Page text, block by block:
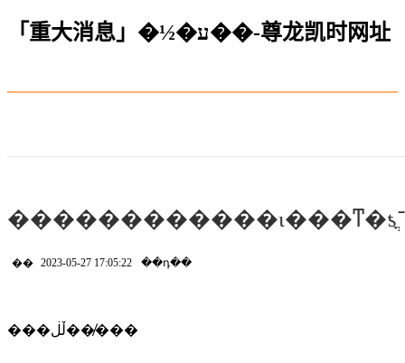
「重大消息」�½�ע��-尊龙凯时网址
�� 2023-05-27 17:05:22 ��դ��
���ڵڶ���̸��